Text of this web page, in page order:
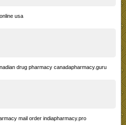
usa
drug pharmacy canadapharmacy.guru
mail order indiapharmacy.pro